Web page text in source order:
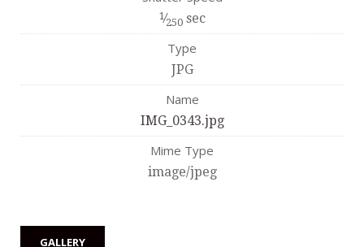
1⁄250sec
Type
JPG
Name
IMG_0343.jpg
Mime Type
image/jpeg
GALLERY